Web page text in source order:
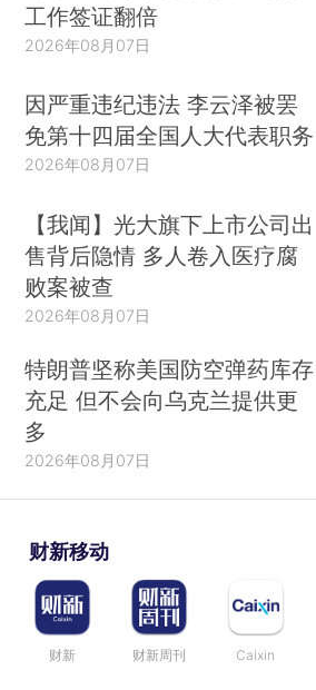
工作签证翻倍
2026年08月07日
因严重违纪违法 李云泽被罢
免第十四届全国人大代表职务
2026年08月07日
【我闻】光大旗下上市公司出
售背后隐情 多人卷入医疗腐
败案被查
2026年08月07日
特朗普坚称美国防空弹药库存
充足 但不会向乌克兰提供更
多
2026年08月07日
财新移动
财新 财新周刊 Caixin